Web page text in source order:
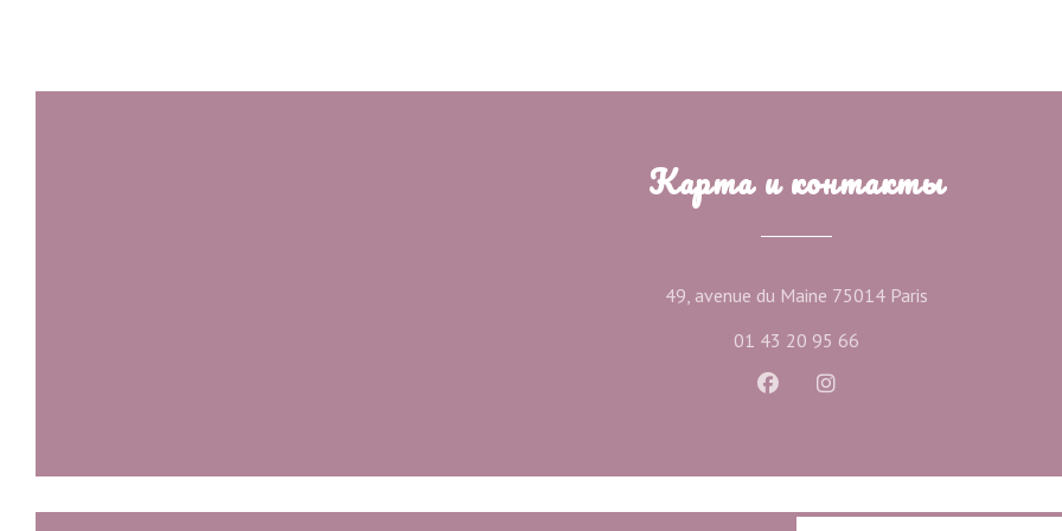
Карта и контакты
49, avenue du Maine 75014 Paris
01 43 20 95 66
Facebook ((открывается в новом
Instagram ((открывается